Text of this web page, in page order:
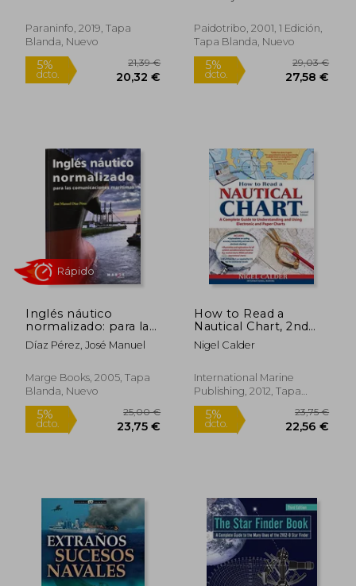
Paraninfo, 2019, Tapa
Blanda, Nuevo
5%
dcto.
Paidotribo, 2001, 1 Edición,
Tapa Blanda, Nuevo
5%
dcto.
Inglés náutico
normalizado: para las
comunicaciones
marítimas
Díaz Pérez, José Manuel
Marge Books, 2005, Tapa
Blanda, Nuevo
Rápido
How to Read a
Nautical Chart, 2nd
Edition (Includes all
of Chart #1): A
Using and
Understanding
Charts (en Inglés)
Nigel Calder
International Marine
Publishing, 2012, Tapa
Blanda, Nuevo